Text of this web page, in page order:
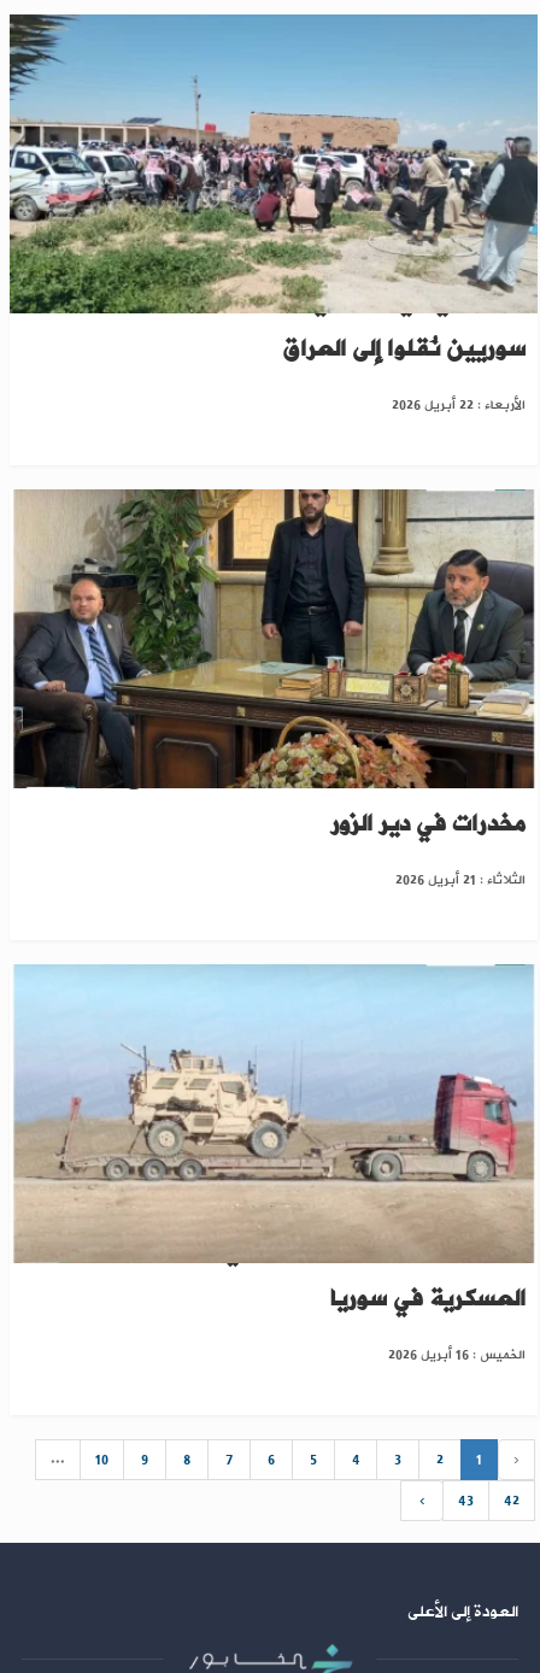
وفد أممي في الشدادي لبحث مصير معتقلين
سوريين نُقلوا إلى العراق
الأربعاء : 22 أبريل 2026
الترقب يسود الحسكة..والأمن يشتبك مع تجار
مخدرات في دير الزور
الثلاثاء : 21 أبريل 2026
الحسكة: القوات الأمريكية تخلي آخر قواعدها
العسكرية في سوريا
الخميس : 16 أبريل 2026
‹
1
2
3
4
5
6
7
8
9
10
...
42
43
›
العودة إلى الأعلى